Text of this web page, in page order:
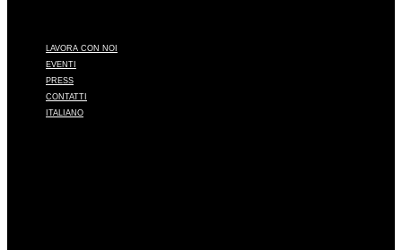
LAVORA CON NOI
EVENTI
PRESS
CONTATTI
ITALIANO